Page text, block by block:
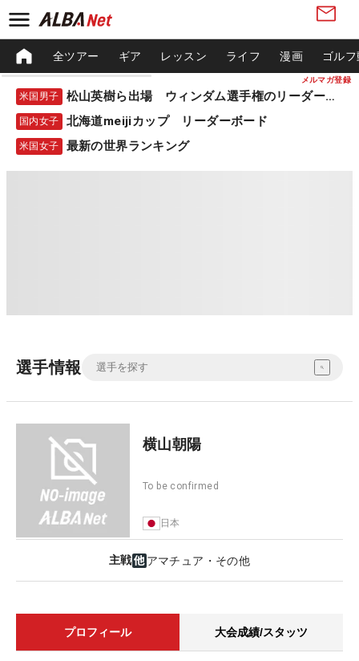
メルマガ登録
全ツアー ギア レッスン ライフ 漫画 ゴル
米国男子 松山英樹ら出場 ウィンダム選手権のリーダーボード
国内女子 北海道meijiカップ リーダーボード
米国女子 最新の世界ランキング
選手情報
横山朝陽
To be confirmed
日本
主戦 アマチュア・その他
プロフィール 大会成績/スタッツ